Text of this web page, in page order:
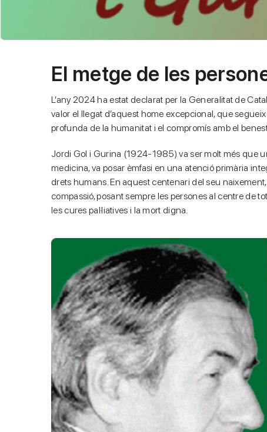
El metge de les
L’any 2024 ha estat declarat per la Generalitat de
valor el llegat d’aquest home excepcional, que
profunda de la humanitat i el compromís amb el
Jordi Gol i Gurina (1924-1985) va ser molt més que
medicina, va posar èmfasi en una atenció primària
drets humans. En aquest centenari del seu
compassió, posant sempre les persones al centre de
les cures pal·liatives i la mort digna.